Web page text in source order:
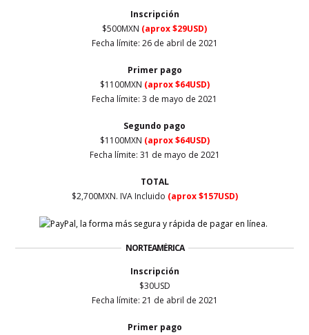
Inscripción
$500MXN (aprox $29USD)
Fecha límite: 26 de abril de 2021
Primer pago
$1100MXN (aprox $64USD)
Fecha límite: 3 de mayo de 2021
Segundo pago
$1100MXN (aprox $64USD)
Fecha límite: 31 de mayo de 2021
TOTAL
$2,700MXN. IVA Incluido (aprox $157USD)
NORTEAMÉRICA
Inscripción
$30USD
Fecha límite: 21 de abril de 2021
Primer pago